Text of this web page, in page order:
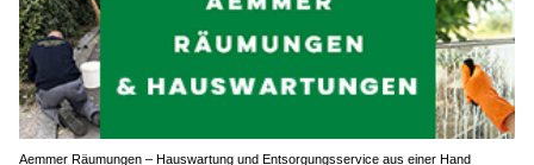
Aemmer Räumungen – Hauswartung und Entsorgungsservice aus einer Hand